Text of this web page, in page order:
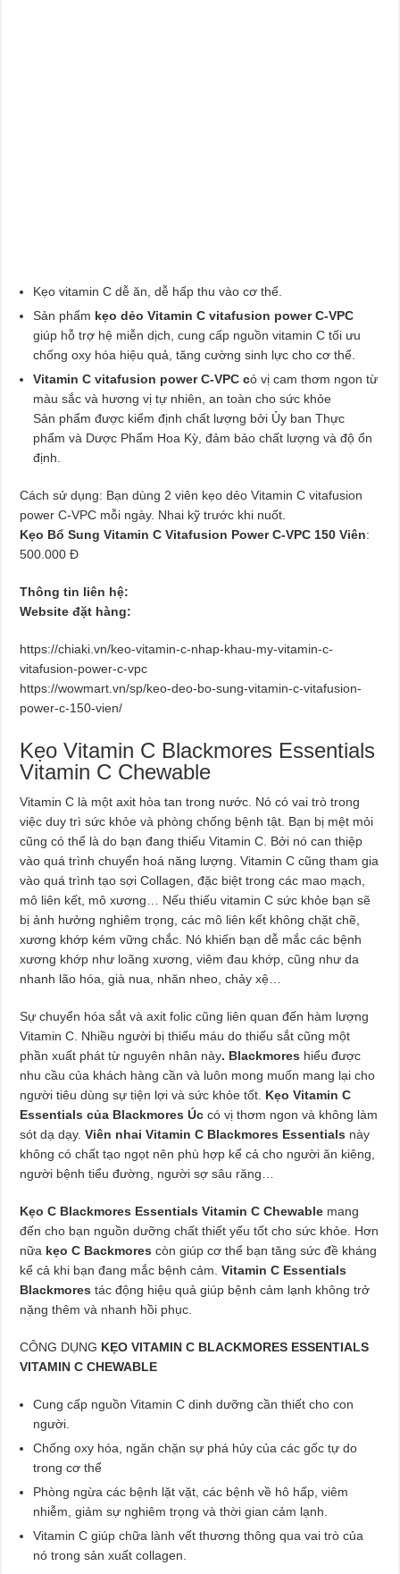
Kẹo vitamin C dễ ăn, dễ hấp thu vào cơ thể.
Sản phẩm kẹo dẻo Vitamin C vitafusion power C-VPC
giúp hỗ trợ hệ miễn dịch, cung cấp nguồn vitamin C tối ưu
chống oxy hóa hiệu quả, tăng cường sinh lực cho cơ thể.
Vitamin C vitafusion power C-VPC có vị cam thơm ngon từ
màu sắc và hương vị tự nhiên, an toàn cho sức khỏe
Sản phẩm được kiểm định chất lượng bởi Ủy ban Thực
phẩm và Dược Phẩm Hoa Kỳ, đảm bảo chất lượng và độ ổn
định.
Cách sử dụng: Bạn dùng 2 viên kẹo dẻo Vitamin C vitafusion
power C-VPC mỗi ngày. Nhai kỹ trước khi nuốt.
Kẹo Bổ Sung Vitamin C Vitafusion Power C-VPC 150 Viên:
500.000 Đ
Thông tin liên hệ:
Website đặt hàng:
https://chiaki.vn/keo-vitamin-c-nhap-khau-my-vitamin-c-
vitafusion-power-c-vpc
https://wowmart.vn/sp/keo-deo-bo-sung-vitamin-c-vitafusion-
power-c-150-vien/
Kẹo Vitamin C Blackmores Essentials
Vitamin C Chewable
Vitamin C là một axit hòa tan trong nước. Nó có vai trò trong
việc duy trì sức khỏe và phòng chống bệnh tật. Bạn bị mệt mỏi
cũng có thể là do bạn đang thiếu Vitamin C. Bởi nó can thiệp
vào quá trình chuyển hoá năng lượng. Vitamin C cũng tham gia
vào quá trình tạo sợi Collagen, đặc biệt trong các mao mạch,
mô liên kết, mô xương… Nếu thiếu vitamin C sức khỏe bạn sẽ
bị ảnh hưởng nghiêm trọng, các mô liên kết không chặt chẽ,
xương khớp kém vững chắc. Nó khiến bạn dễ mắc các bệnh
xương khớp như loãng xương, viêm đau khớp, cũng như da
nhanh lão hóa, già nua, nhăn nheo, chảy xệ…
Sự chuyển hóa sắt và axit folic cũng liên quan đến hàm lượng
Vitamin C. Nhiều người bị thiếu máu do thiếu sắt cũng một
phần xuất phát từ nguyên nhân này. Blackmores hiểu được
nhu cầu của khách hàng cần và luôn mong muốn mang lại cho
người tiêu dùng sự tiện lợi và sức khỏe tốt. Kẹo Vitamin C
Essentials của Blackmores Úc có vị thơm ngon và không làm
sót dạ dạy.Viên nhai Vitamin C Blackmores Essentials này
không có chất tạo ngọt nên phù hợp kể cả cho người ăn kiêng,
người bệnh tiểu đường, người sợ sâu răng…
Kẹo C Blackmores Essentials Vitamin C Chewable mang
đến cho bạn nguồn dưỡng chất thiết yếu tốt cho sức khỏe. Hơn
nữa kẹo C Backmorescòn giúp cơ thể bạn tăng sức đề kháng
kể cả khi bạn đang mắc bệnh cảm. Vitamin C Essentials
Blackmores tác động hiệu quả giúp bệnh cảm lạnh không trở
nặng thêm và nhanh hồi phục.
CÔNG DỤNG KẸO VITAMIN C BLACKMORES ESSENTIALS
VITAMIN C CHEWABLE
Cung cấp nguồn Vitamin C dinh dưỡng cần thiết cho con
người.
Chống oxy hóa, ngăn chặn sự phá hủy của các gốc tự do
trong cơ thể
Phòng ngừa các bệnh lặt vặt, các bệnh về hô hấp, viêm
nhiễm, giảm sự nghiêm trọng và thời gian cảm lạnh.
Vitamin C giúp chữa lành vết thương thông qua vai trò của
nó trong sản xuất collagen.